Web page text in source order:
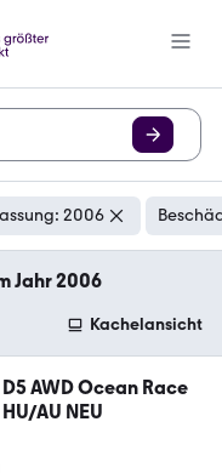
2006
Jahr 2006
Kachelansicht
AWD Ocean Race
Momentum HU/AU NEU